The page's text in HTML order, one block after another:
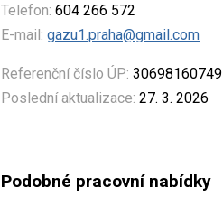
Telefon: 604 266 572
E-mail: gazu1.praha@gmail.com
Referenční číslo ÚP: 30698160749
Poslední aktualizace: 27. 3. 2026
Podobné pracovní nabídky